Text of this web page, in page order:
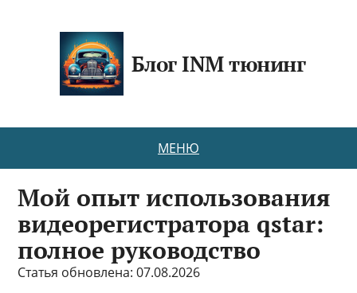
Блог INM тюнинг
МЕНЮ
Мой опыт использования
видеорегистратора qstar:
полное руководство
Статья обновлена: 07.08.2026